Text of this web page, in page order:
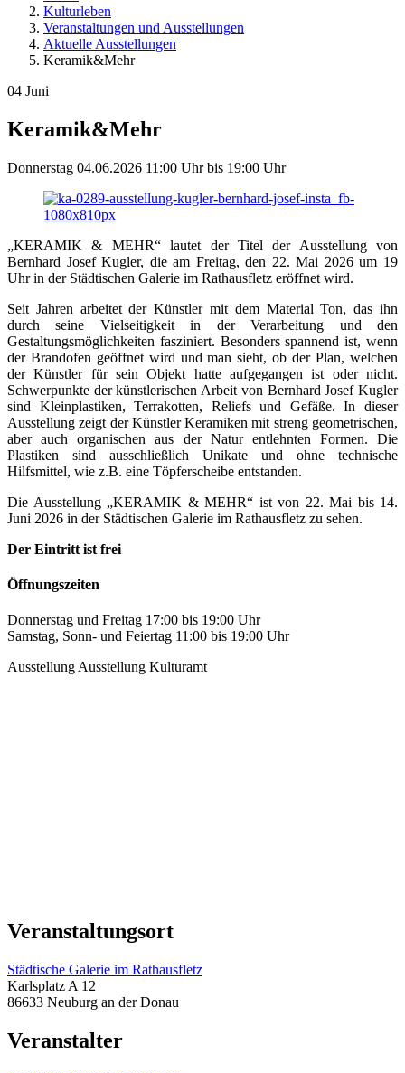
Kulturleben
Veranstaltungen und Ausstellungen
Aktuelle Ausstellungen
Keramik&Mehr
04 Juni
Keramik&Mehr
Donnerstag 04.06.2026 11:00 Uhrbis 19:00 Uhr
„KERAMIK & MEHR“ lautet der Titel der Ausstellung von
Bernhard Josef Kugler, die am Freitag, den 22. Mai 2026 um 19
Uhr in der Städtischen Galerie im Rathausfletz eröffnet wird.
Seit Jahren arbeitet der Künstler mit dem Material Ton, das ihn
durch seine Vielseitigkeit in der Verarbeitung und den
Gestaltungsmöglichkeiten fasziniert. Besonders spannend ist, wenn
der Brandofen geöffnet wird und man sieht, ob der Plan, welchen
der Künstler für sein Objekt hatte aufgegangen ist oder nicht.
Schwerpunkte der künstlerischen Arbeit von Bernhard Josef Kugler
sind Kleinplastiken, Terrakotten, Reliefs und Gefäße. In dieser
Ausstellung zeigt der Künstler Keramiken mit streng geometrischen,
aber auch organischen aus der Natur entlehnten Formen. Die
Plastiken sind ausschließlich Unikate und ohne technische
Hilfsmittel, wie z.B. eine Töpferscheibe entstanden.
Die Ausstellung „KERAMIK & MEHR“ ist von 22. Mai bis 14.
Juni 2026 in der Städtischen Galerie im Rathausfletz zu sehen.
Der Eintritt ist frei
Öffnungszeiten
Donnerstag und Freitag 17:00 bis 19:00 Uhr
Samstag, Sonn- und Feiertag 11:00 bis 19:00 Uhr
Ausstellung Ausstellung Kulturamt
Veranstaltungsort
Städtische Galerie im Rathausfletz
Karlsplatz A 12
86633 Neuburg an der Donau
Veranstalter